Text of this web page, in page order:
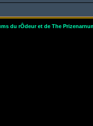
du rÔdeur et de The